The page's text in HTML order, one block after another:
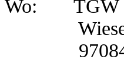
Wo: TGW
97084